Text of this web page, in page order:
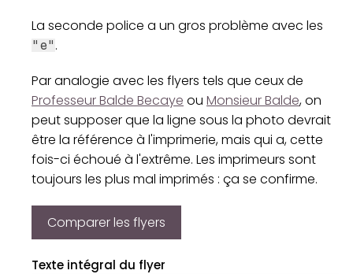
La seconde police a un gros problème avec les
"e" .
Par analogie avec les flyers tels que ceux de
Professeur Balde Becaye ou Monsieur Balde, on
peut supposer que la ligne sous la photo devrait
être la référence à l'imprimerie, mais qui a, cette
fois-ci échoué à l'extrême. Les imprimeurs sont
toujours les plus mal imprimés : ça se confirme.
Comparer les flyers
Texte intégral du flyer